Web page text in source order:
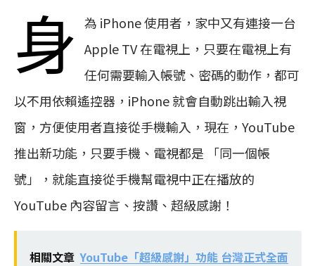
身 為 iPhone 使用者，家中又有連接一台
Apple TV 在電視上，只要在電視上有
任何需要輸入帳號、密碼的動作，都可
以不用依賴遙控器，iPhone 就會自動跳出輸入視
窗，方便使用者直接從手機輸入，現在，YouTube
推出新功能，只要手機、電視都是 「同一個帳
號」，就能直接從手機幫電視中正在播放的
YouTube 內容留言、按讚、超級感謝！
相關文章 YouTube「超級感謝」功能 台灣正式全面